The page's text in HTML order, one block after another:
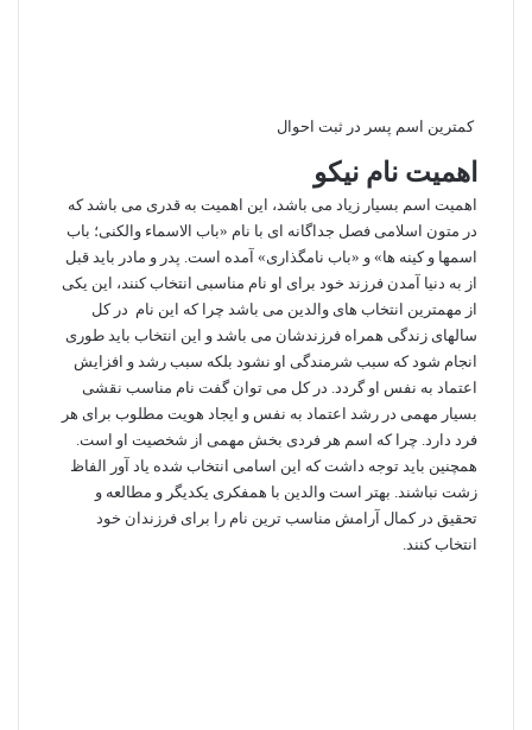
کمترین اسم پسر در ثبت احوال
اهمیت نام نیکو
اهمیت اسم بسیار زیاد می باشد، این اهمیت به قدری می باشد که
در متون اسلامی فصل جداگانه ای با نام «باب الاسماء والکنی؛ باب
اسمها و کینه ها» و «باب نامگذاری» آمده است. پدر و مادر باید قبل
از به دنیا آمدن فرزند خود برای او نام مناسبی انتخاب کنند، این یکی
از مهمترین انتخاب های والدین می باشد چرا که این نام در کل
سالهای زندگی همراه فرزندشان می باشد و این انتخاب باید طوری
انجام شود که سبب شرمندگی او نشود بلکه سبب رشد و افزایش
اعتماد به نفس او گردد. در کل می توان گفت نام مناسب نقشی
بسیار مهمی در رشد اعتماد به نفس و ایجاد هویت مطلوب برای هر
فرد دارد. چرا که اسم هر فردی بخش مهمی از شخصیت او است.
همچنین باید توجه داشت که این اسامی انتخاب شده یاد آور الفاظ
زشت نباشند. بهتر است والدین با همفکری یکدیگر و مطالعه و
تحقیق در کمال آرامش مناسب ترین نام را برای فرزندان خود
انتخاب کنند.